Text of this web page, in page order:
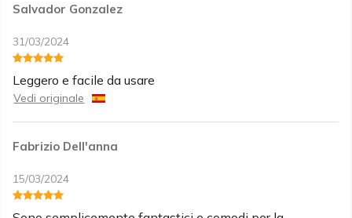
Salvador Gonzalez
31/03/2024
Leggero e facile da usare
Vedi originale
Fabrizio Dell'anna
15/03/2024